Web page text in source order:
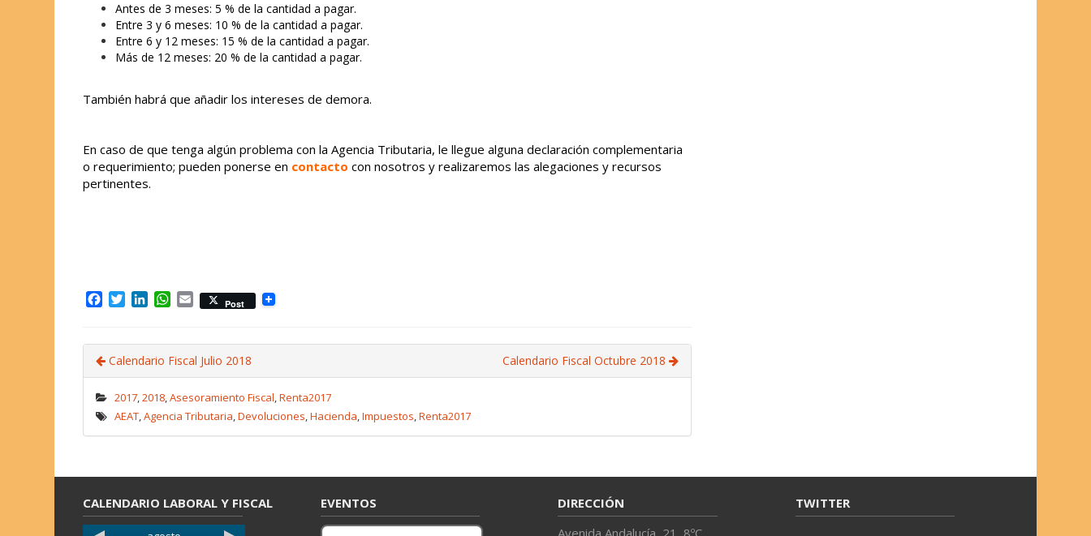
Antes de 3 meses: 5 % de la cantidad a pagar.
Entre 3 y 6 meses: 10 % de la cantidad a pagar.
Entre 6 y 12 meses: 15 % de la cantidad a pagar.
Más de 12 meses: 20 % de la cantidad a pagar.
También habrá que añadir los intereses de demora.
En caso de que tenga algún problema con la Agencia Tributaria, le llegue alguna declaración complementaria
o requerimiento; pueden ponerse en contacto con nosotros y realizaremos las alegaciones y recursos
pertinentes.
e
b
o
o
k
t
t
e
r
k
e
d
I
n
W
t
s
A
p
p
E
i
l
Post
Calendario Fiscal Julio 2018 Calendario Fiscal Octubre 2018
2017,2018,Asesoramiento Fiscal,Renta2017
AEAT,Agencia Tributaria,Devoluciones,Hacienda,Impuestos,Renta2017
CALENDARIO LABORAL Y FISCAL EVENTOS
DIRECCIÓN
Avenida Andalucía, 21, 8ºC
TWITTER